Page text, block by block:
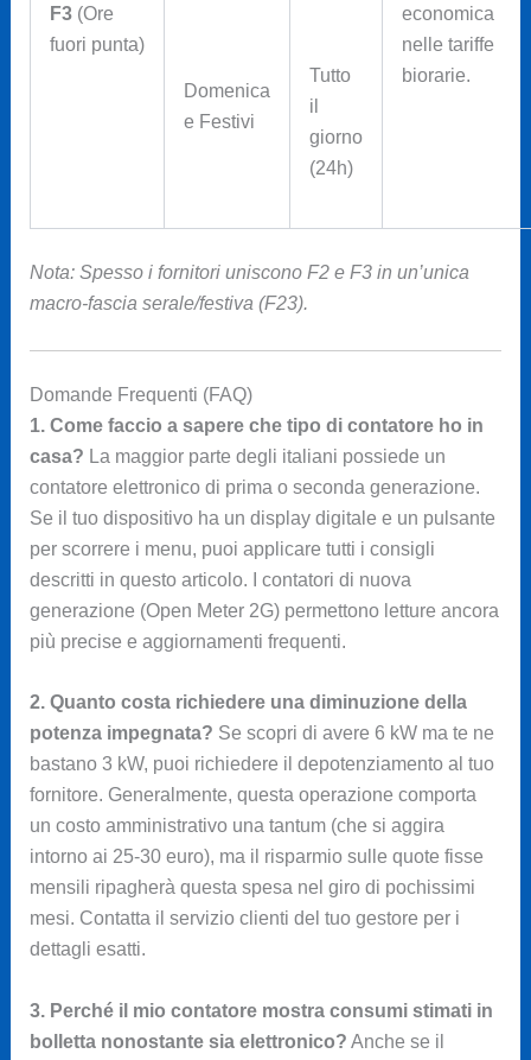
F3(Ore
fuori punta)
Domenica
e Festivi
Tutto
il
giorno
(24h)
economica
nelle tariffe
biorarie.
Nota: Spesso i fornitori uniscono F2 e F3 in un’unica
macro-fascia serale/festiva (F23).
Domande Frequenti (FAQ)
1. Come faccio a sapere che tipo di contatore ho in
casa? La maggior parte degli italiani possiede un
contatore elettronico di prima o seconda generazione.
Se il tuo dispositivo ha un display digitale e un pulsante
per scorrere i menu, puoi applicare tutti i consigli
descritti in questo articolo. I contatori di nuova
generazione (Open Meter 2G) permettono letture ancora
più precise e aggiornamenti frequenti.
2. Quanto costa richiedere una diminuzione della
potenza impegnata? Se scopri di avere 6 kW ma te ne
bastano 3 kW, puoi richiedere il depotenziamento al tuo
fornitore. Generalmente, questa operazione comporta
un costo amministrativo una tantum (che si aggira
intorno ai 25-30 euro), ma il risparmio sulle quote fisse
mensili ripagherà questa spesa nel giro di pochissimi
mesi. Contatta il servizio clienti del tuo gestore per i
dettagli esatti.
3. Perché il mio contatore mostra consumi stimati in
bolletta nonostante sia elettronico? Anche se il